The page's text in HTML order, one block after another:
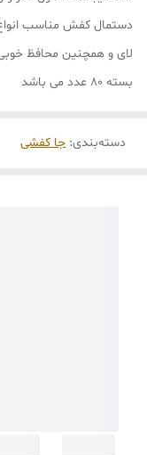
دستمال کفش مناسب
لای و همچنین محافظ خوبی
بسته 80 عدد می باشد
دسته‌بندی: جا کفشی